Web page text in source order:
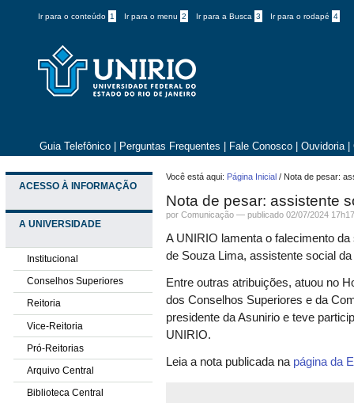
Ir para o conteúdo 1 Ir para o menu 2 Ir para a Busca 3 Ir para o rodapé 4
Guia Telefônico Perguntas Frequentes Fale Conosco Ouvidoria
ACESSO À INFORMAÇÃO
A UNIVERSIDADE
Institucional
Conselhos Superiores
Reitoria
Vice-Reitoria
Pró-Reitorias
Arquivo Central
Biblioteca Central
Você está aqui: Página Inicial / Nota de pesar:
Nota de pesar: assistente
porComunicação —publicado 02/07/2024
A UNIRIO lamenta o falecimento
de Souza Lima, assistente social
Entre outras atribuições, atuou no
dos Conselhos Superiores e da
presidente da Asunirio e teve
UNIRIO.
Leia a nota publicada na página da